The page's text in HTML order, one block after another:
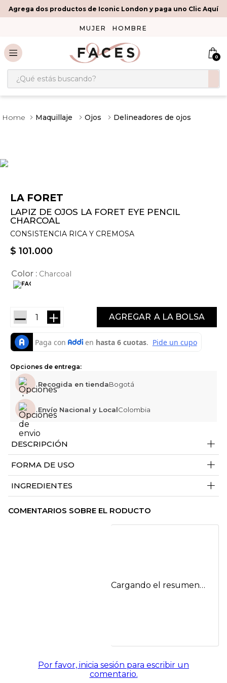
Agrega dos productos de Iconic London y paga uno Clic Aquí
MUJER HOMBRE
0
¿Qué estás buscando?
Maquillaje Ojos Delineadores de ojos
LA FORET
LAPIZ DE OJOS LA FORET EYE PENCIL
CHARCOAL
CONSISTENCIA RICA Y CREMOSA
$ 101.000
Color Charcoal
＋
－ AGREGAR
Opciones de entrega:
Recogida en tiendaBogotá
Envío Nacional y LocalColombia
DESCRIPCIÓN +
FORMA DE USO +
INGREDIENTES +
COMENTARIOS SOBRE EL RODUCTO
Cargando el resumen…
Por favor, inicia sesión para escribir un
comentario.